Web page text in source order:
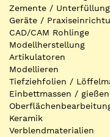
Zemente /
Geräte /
CAD/CAM Rohlinge
Modellherstellung
Artikulatoren
Modellieren
Tiefziehfolien /
Einbettmassen /
Keramik
Verblendmaterialien